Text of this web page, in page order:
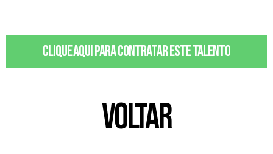
Clique aqui para contratar este talento
VOLTAR